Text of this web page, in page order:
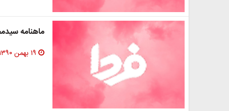
ماهنامه
۱۹ بهمن ۱۳۹۰